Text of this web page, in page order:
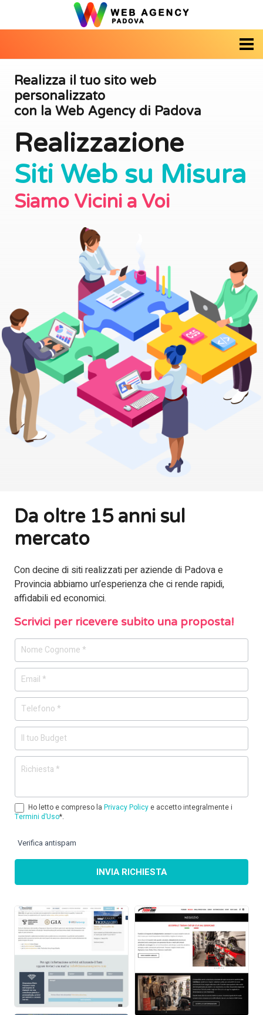
Realizza il tuo sito web
personalizzato
con la Web Agency di Padova
Realizzazione
Siti Web su Misura
Siamo Vel
Da oltre 15 anni sul
mercato
Con decine di siti realizzati per aziende di Padova e
Provincia abbiamo un’esperienza che ci rende rapidi,
affidabili ed economici.
Scrivici per ricevere subito una proposta!
Form
landing
NA01
Ho letto e compreso la Privacy Policye accetto integralmente i
Termini d’Uso*.
Verifica antispam
INVIA RICHIESTA